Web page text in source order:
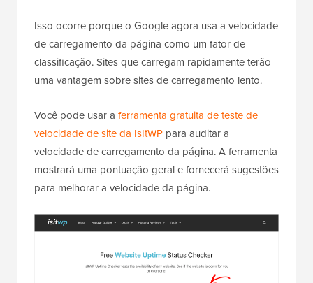
Isso ocorre porque o Google agora usa a velocidade
de carregamento da página como um fator de
classificação. Sites que carregam rapidamente terão
uma vantagem sobre sites de carregamento lento.
Você pode usar a ferramenta gratuita de teste de
velocidade de site da IsItWP para auditar a
velocidade de carregamento da página. A ferramenta
mostrará uma pontuação geral e fornecerá sugestões
para melhorar a velocidade da página.